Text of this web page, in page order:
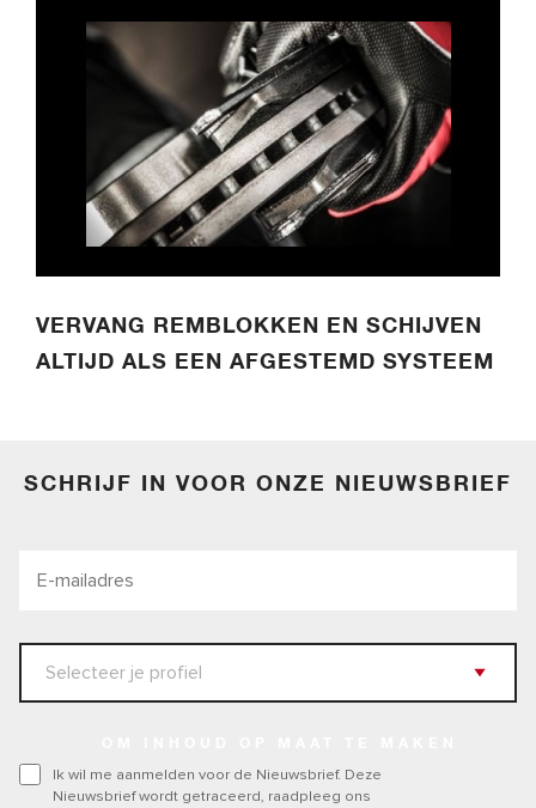
VERVANG REMBLOKKEN EN SCHIJVEN
ALTIJD ALS EEN AFGESTEMD SYSTEEM
SCHRIJF IN VOOR ONZE NIEUWSBRIEF
Ik wil me aanmelden voor de Nieuwsbrief. Deze
Nieuwsbrief wordt getraceerd, raadpleeg ons